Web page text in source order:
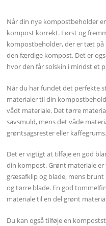
Når din nye kompostbeholder
kompost korrekt. Først og
kompostbeholder, der er tæt
den færdige kompost. Det er
hvor den får solskin i mindst et
Når du har fundet det perfekte
materialer til din
vådt materiale. Det tørre
savsmuld, mens det våde
grøntsagsrester eller kaffegrums.
Det er vigtigt at tilføje en god
din kompost. Grønt materiale
græsafklip og blade, mens
og tørre blade. En god
materiale til en del grønt
Du kan også tilføje en